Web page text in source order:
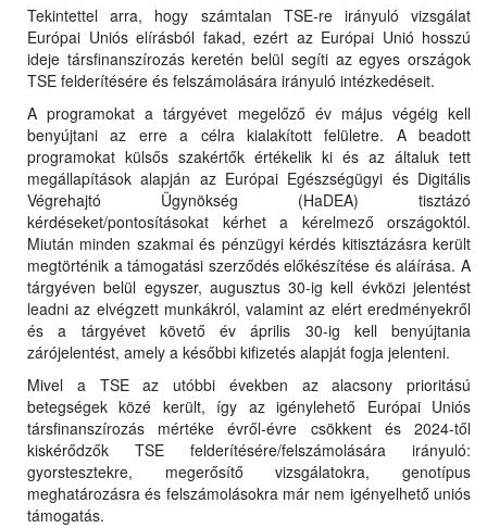
Tekintettel arra, hogy számtalan TSE-re irányuló vizsgálat
Európai Uniós elírásból fakad, ezért az Európai Unió hosszú
ideje társfinanszírozás keretén belül segíti az egyes országok
TSE felderítésére és felszámolására irányuló intézkedéseit.
A programokat a tárgyévet megelőző év május végéig kell
benyújtani az erre a célra kialakított felületre. A beadott
programokat külsős szakértők értékelik ki és az általuk tett
megállapítások alapján az Európai Egészségügyi és Digitális
Végrehajtó Ügynökség (HaDEA) tisztázó
kérdéseket/pontosításokat kérhet a kérelmező országoktól.
Miután minden szakmai és pénzügyi kérdés kitisztázásra került
megtörténik a támogatási szerződés előkészítése és aláírása. A
tárgyéven belül egyszer, augusztus 30-ig kell évközi jelentést
leadni az elvégzett munkákról, valamint az elért eredményekről
és a tárgyévet követő év április 30-ig kell benyújtania
zárójelentést, amely a későbbi kifizetés alapját fogja jelenteni.
Mivel a TSE az utóbbi években az alacsony prioritású
betegségek közé került, így az igénylehető Európai Uniós
társfinanszírozás mértéke évről-évre csökkent és 2024-től
kiskérődzők TSE felderítésére/felszámolására irányuló:
gyorstesztekre, megerősítő vizsgálatokra, genotípus
meghatározásra és felszámolásokra már nem igényelhető uniós
támogatás.